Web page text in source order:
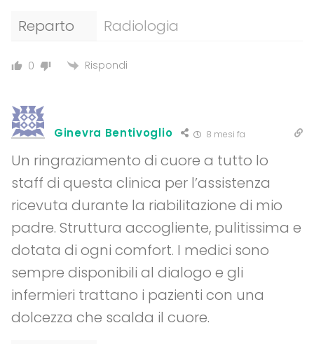
Reparto
Radiologia
0 Rispondi
Ginevra Bentivoglio 8 mesi fa
Un ringraziamento di cuore a tutto lo
staff di questa clinica per l’assistenza
ricevuta durante la riabilitazione di mio
padre. Struttura accogliente, pulitissima e
dotata di ogni comfort. I medici sono
sempre disponibili al dialogo e gli
infermieri trattano i pazienti con una
dolcezza che scalda il cuore.